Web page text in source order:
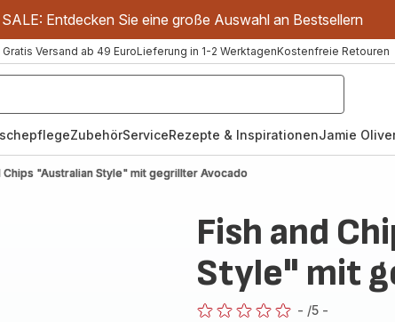
Entdecken Sie eine große Auswahl an Bestsellern
Gratis Versand ab 49 EuroLieferung in 1-2 WerktagenKostenfreie Retouren
ZubehörServiceRezepte & InspirationenJamie
Chips "Australian Style" mit gegrillter Avocado
Fish and
Style" mit
- /5 -